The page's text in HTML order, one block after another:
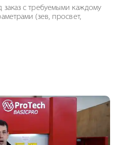
с требуемыми каждому
(зев, просвет,